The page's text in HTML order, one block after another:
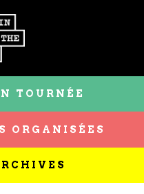
TOURNÉE
ORGANISÉES